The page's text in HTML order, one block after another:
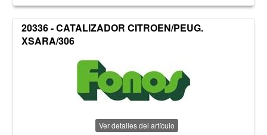
20336 - CATALIZADOR CITROEN/PEUG.
XSARA/306
Ver detalles del artículo